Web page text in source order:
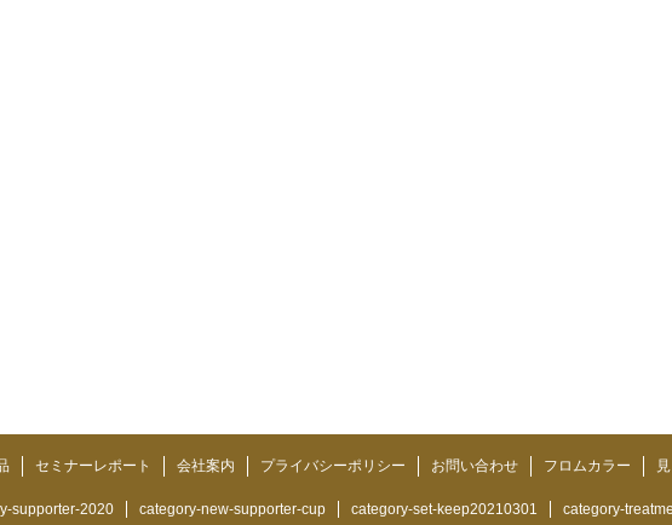
セミナーレポート 会社案内 プライバシーポリシー お問い合わせ フロムカラー
supporter-2020 category-new-supporter-cup category-set-keep20210301 category-